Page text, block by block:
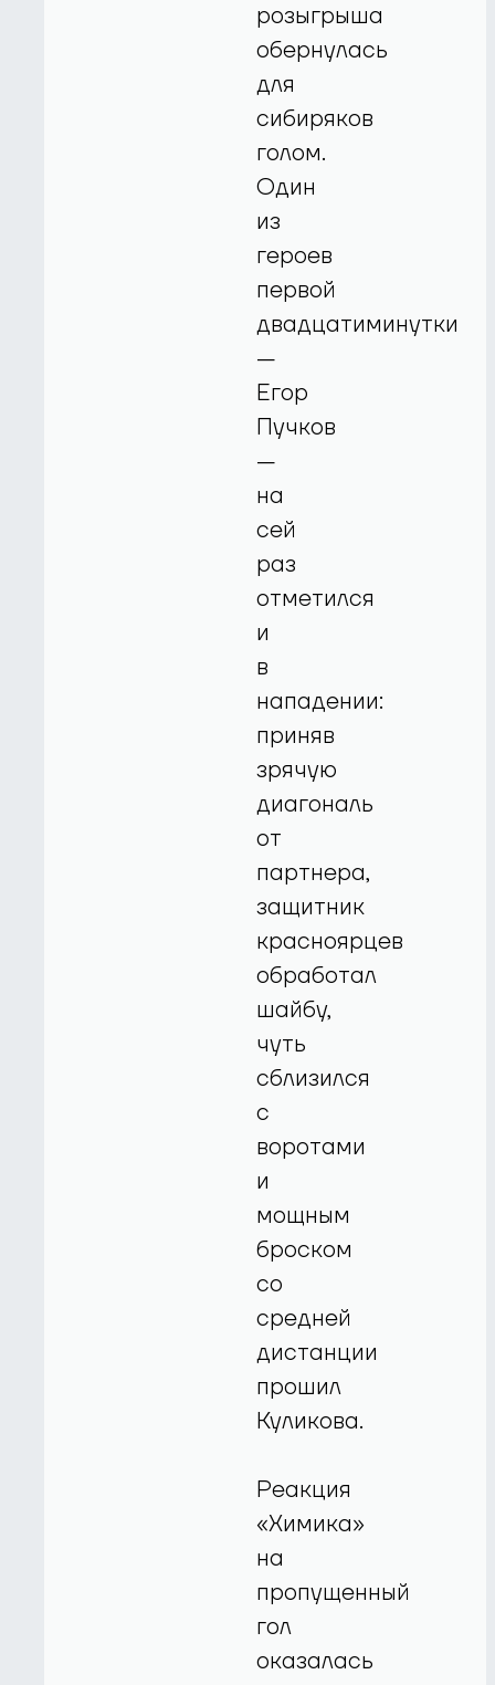
розыгрыша
обернулась
для
сибиряков
голом.
Один
из
героев
первой
двадцатиминутки
—
Егор
Пучков
—
на
сей
раз
отметился
и
в
нападении:
приняв
зрячую
диагональ
от
партнера,
защитник
красноярцев
обработал
шайбу,
чуть
сблизился
с
воротами
и
мощным
броском
со
средней
дистанции
прошил
Куликова.
Реакция
«Химика»
на
пропущенный
гол
оказалась